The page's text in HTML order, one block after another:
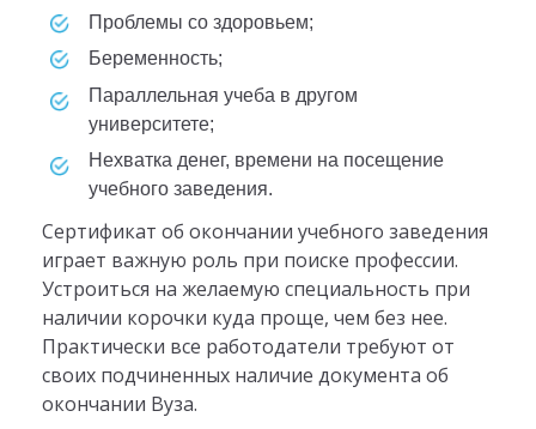
проблемы со здоровьем;
беременность;
параллельная учеба в другом
университете;
нехватка денег, времени на посещение
учебного заведения.
Сертификат об окончании учебного заведения
играет важную роль при поиске профессии.
Устроиться на желаемую специальность при
наличии корочки куда проще, чем без нее.
Практически все работодатели требуют от
своих подчиненных наличие документа об
окончании Вуза.